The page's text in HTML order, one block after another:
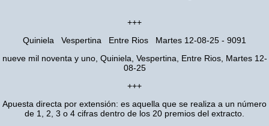
+++
Quiniela Vespertina Entre Rios Martes 12-08-25 - 9091
nueve mil noventa y uno, Quiniela, Vespertina, Entre Rios, Martes 12-
08-25
+++
Apuesta directa por extensión: es aquella que se realiza a un número
de 1, 2, 3 o 4 cifras dentro de los 20 premios del extracto.